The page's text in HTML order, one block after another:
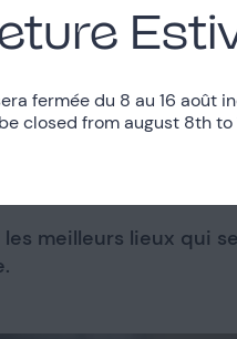
aimer
meilleurs lieux qui
fermée du 8 au 16 août
closed from august 8th